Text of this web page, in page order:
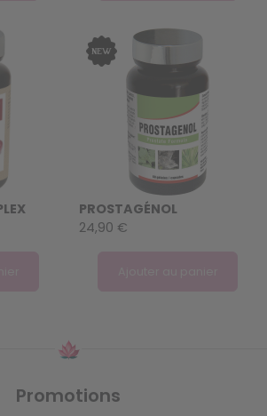
PROSTAGÉNOL
24,90 €
Promotions